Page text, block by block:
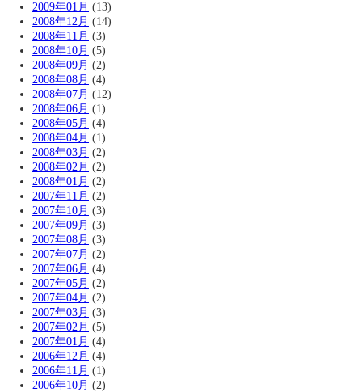
2009年01月 (13)
2008年12月 (14)
2008年11月 (3)
2008年10月 (5)
2008年09月 (2)
2008年08月 (4)
2008年07月 (12)
2008年06月 (1)
2008年05月 (4)
2008年04月 (1)
2008年03月 (2)
2008年02月 (2)
2008年01月 (2)
2007年11月 (2)
2007年10月 (3)
2007年09月 (3)
2007年08月 (3)
2007年07月 (2)
2007年06月 (4)
2007年05月 (2)
2007年04月 (2)
2007年03月 (3)
2007年02月 (5)
2007年01月 (4)
2006年12月 (4)
2006年11月 (1)
2006年10月 (2)